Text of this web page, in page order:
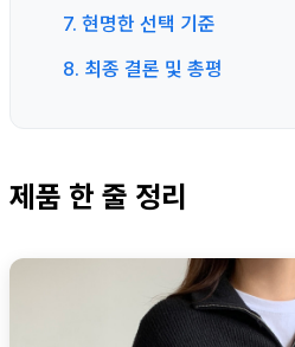
7. 현명한 선택 기준
8. 최종 결론 및 총평
제품 한 줄 정리